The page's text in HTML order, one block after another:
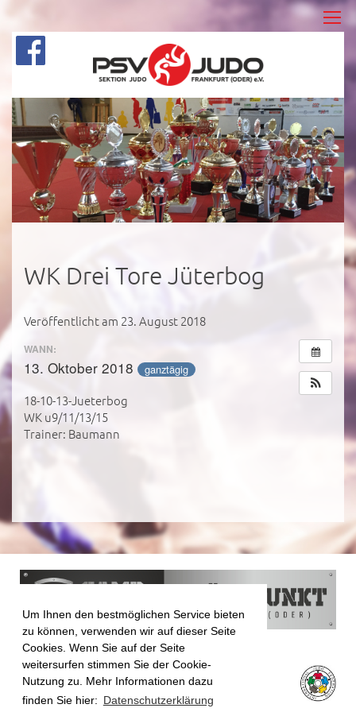
Um Ihnen den bestmöglichen Service bieten
zu können, verwenden wir auf dieser Seite
Cookies. Wenn Sie auf der Seite
weitersurfen stimmen Sie der Cookie-
Nutzung zu. Mehr Informationen dazu
finden Sie hier: Datenschutzerklärung
WK Drei Tore Jüterbog
Veröffentlicht am 23. August 2018
WANN:
13. Oktober 2018 ganztägig
18-10-13-Jueterbog
WK u9/11/13/15
Trainer: Baumann